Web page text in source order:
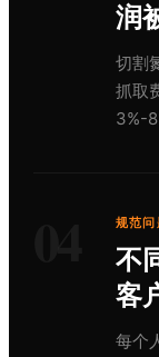
润
切割
抓取
3%-
04 规范问
不
客
每个